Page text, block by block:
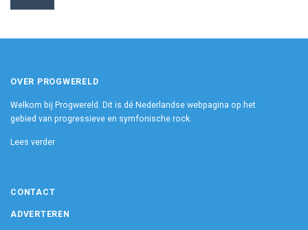
OVER PROGWERELD
Welkom bij Progwereld. Dit is dé Nederlandse webpagina op het
gebied van progressieve en symfonische rock.
Lees verder
CONTACT
ADVERTEREN